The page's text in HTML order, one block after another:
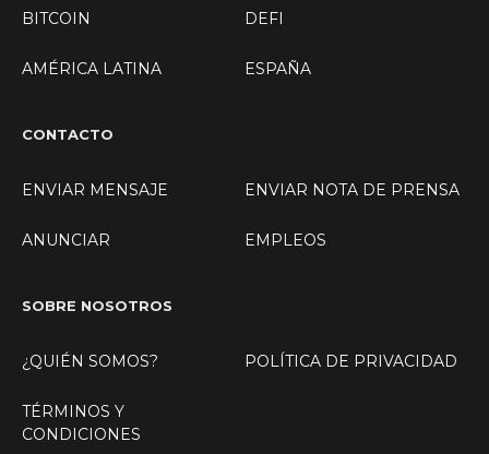
BITCOIN DEFI
AMÉRICA LATINA ESPAÑA
CONTACTO
ENVIAR MENSAJE ENVIAR NOTA DE PRENSA
ANUNCIAR EMPLEOS
SOBRE NOSOTROS
¿QUIÉN SOMOS? POLÍTICA DE PRIVACIDAD
TÉRMINOS Y
CONDICIONES